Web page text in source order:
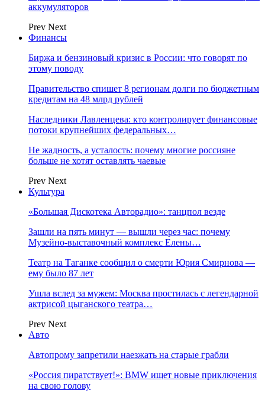
аккумуляторов
Prev Next
Финансы
Биржа и бензиновый кризис в России: что говорят по
этому поводу
Правительство спишет 8 регионам долги по бюджетным
кредитам на 48 млрд рублей
Наследники Лавленцева: кто контролирует финансовые
потоки крупнейших федеральных…
Не жадность, а усталость: почему многие россияне
больше не хотят оставлять чаевые
Prev Next
Культура
«Большая Дискотека Авторадио»: танцпол везде
Зашли на пять минут — вышли через час: почему
Музейно-выставочный комплекс Елены…
Театр на Таганке сообщил о смерти Юрия Смирнова —
ему было 87 лет
Ушла вслед за мужем: Москва простилась с легендарной
актрисой цыганского театра…
Prev Next
Авто
Автопрому запретили наезжать на старые грабли
«Россия пиратствует!»: BMW ищет новые приключения
на свою голову